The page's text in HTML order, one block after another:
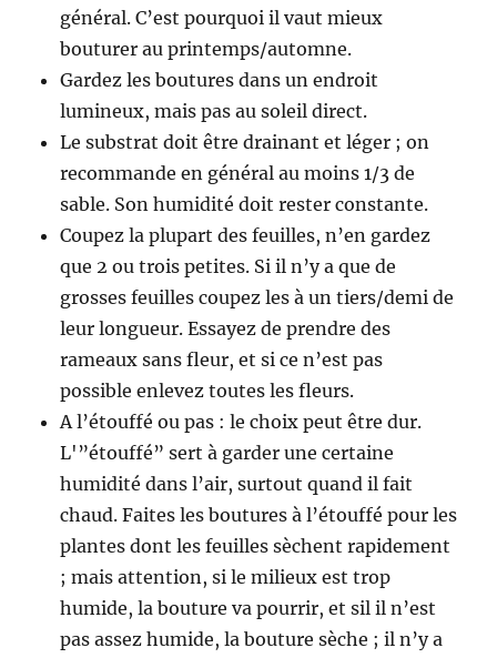
général. C’est pourquoi il vaut mieux
bouturer au printemps/automne.
Gardez les boutures dans un endroit
lumineux, mais pas au soleil direct.
Le substrat doit être drainant et léger ; on
recommande en général au moins 1/3 de
sable. Son humidité doit rester constante.
Coupez la plupart des feuilles, n’en gardez
que 2 ou trois petites. Si il n’y a que de
grosses feuilles coupez les à un tiers/demi de
leur longueur. Essayez de prendre des
rameaux sans fleur, et si ce n’est pas
possible enlevez toutes les fleurs.
A l’étouffé ou pas : le choix peut être dur.
L'”étouffé” sert à garder une certaine
humidité dans l’air, surtout quand il fait
chaud. Faites les boutures à l’étouffé pour les
plantes dont les feuilles sèchent rapidement
; mais attention, si le milieux est trop
humide, la bouture va pourrir, et sil il n’est
pas assez humide, la bouture sèche ; il n’y a